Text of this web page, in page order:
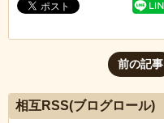
前の記事
相互RSS(ブログロール)